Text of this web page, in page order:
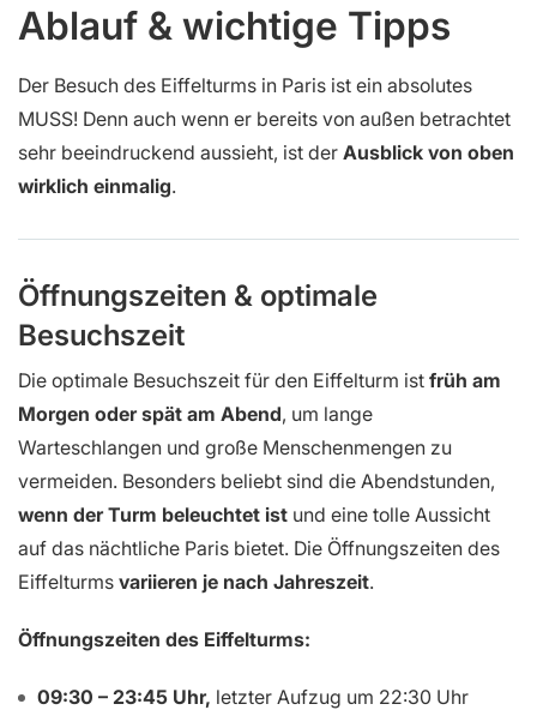
Ablauf & wichtige Tipps
Der Besuch des Eiffelturms in Paris ist ein absolutes
MUSS! Denn auch wenn er bereits von außen betrachtet
sehr beeindruckend aussieht, ist der Ausblick von oben
wirklich einmalig.
Öffnungszeiten & optimale
Besuchszeit
Die optimale Besuchszeit für den Eiffelturm ist früh am
Morgen oder spät am Abend, um lange
Warteschlangen und große Menschenmengen zu
vermeiden. Besonders beliebt sind die Abendstunden,
wenn der Turm beleuchtet ist und eine tolle Aussicht
auf das nächtliche Paris bietet. Die Öffnungszeiten des
Eiffelturms variieren je nach Jahreszeit.
Öffnungszeiten des Eiffelturms:
09:30 – 23:45 Uhr, letzter Aufzug um 22:30 Uhr